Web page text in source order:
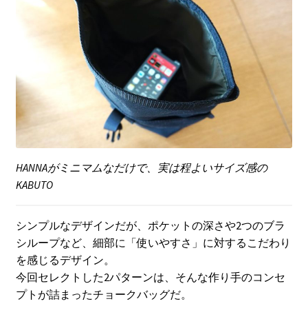
HANNAがミニマムなだけで、実は程よいサイズ感の
KABUTO
シンプルなデザインだが、ポケットの深さや2つのブラ
シループなど、細部に「使いやすさ」に対するこだわり
を感じるデザイン。
今回セレクトした2パターンは、そんな作り手のコンセ
プトが詰まったチョークバッグだ。